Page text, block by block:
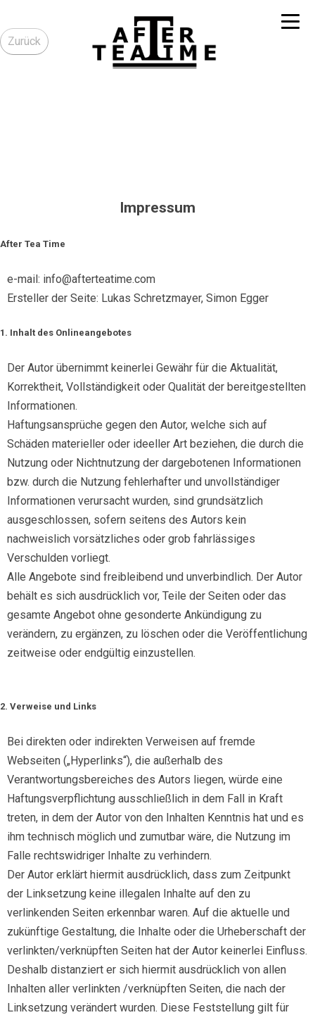
HOME
Zurück
Impressum
After Tea Time
e-mail: info@afterteatime.com
Ersteller der Seite: Lukas Schretzmayer, Simon Egger
1. Inhalt des Onlineangebotes
Der Autor übernimmt keinerlei Gewähr für die Aktualität,
Korrektheit, Vollständigkeit oder Qualität der bereitgestellten
Informationen.
Haftungsansprüche gegen den Autor, welche sich auf
Schäden materieller oder ideeller Art beziehen, die durch die
Nutzung oder Nichtnutzung der dargebotenen Informationen
bzw. durch die Nutzung fehlerhafter und unvollständiger
Informationen verursacht wurden, sind grundsätzlich
ausgeschlossen, sofern seitens des Autors kein
nachweislich vorsätzliches oder grob fahrlässiges
Verschulden vorliegt.
Alle Angebote sind freibleibend und unverbindlich. Der Autor
behält es sich ausdrücklich vor, Teile der Seiten oder das
gesamte Angebot ohne gesonderte Ankündigung zu
verändern, zu ergänzen, zu löschen oder die Veröffentlichung
zeitweise oder endgültig einzustellen.
2. Verweise und Links
Bei direkten oder indirekten Verweisen auf fremde
Webseiten („Hyperlinks“), die außerhalb des
Verantwortungsbereiches des Autors liegen, würde eine
Haftungsverpflichtung ausschließlich in dem Fall in Kraft
treten, in dem der Autor von den Inhalten Kenntnis hat und es
ihm technisch möglich und zumutbar wäre, die Nutzung im
Falle rechtswidriger Inhalte zu verhindern.
Der Autor erklärt hiermit ausdrücklich, dass zum Zeitpunkt
der Linksetzung keine illegalen Inhalte auf den zu
verlinkenden Seiten erkennbar waren. Auf die aktuelle und
zukünftige Gestaltung, die Inhalte oder die Urheberschaft der
verlinkten/verknüpften Seiten hat der Autor keinerlei Einfluss.
Deshalb distanziert er sich hiermit ausdrücklich von allen
Inhalten aller verlinkten /verknüpften Seiten, die nach der
Linksetzung verändert wurden. Diese Feststellung gilt für